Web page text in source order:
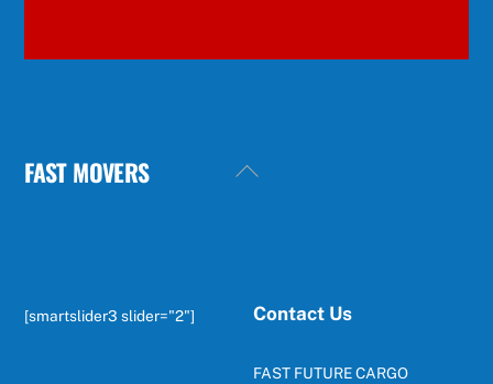
Back
FAST MOVERS
[smartslider3 slider="2"] Contact Us
FAST FUTURE CARGO